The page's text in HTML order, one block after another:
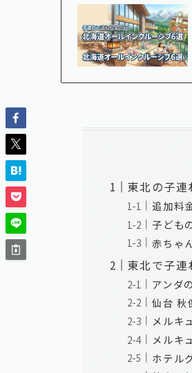
東北の子
追加料
子ども
赤ちゃ
東北で子
アンダ
仙台 秋
メルキ
メルキ
ホテル